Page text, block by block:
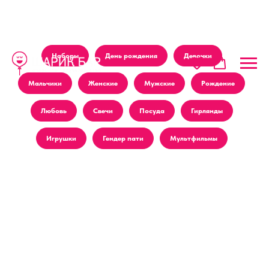
Наборы День рождения Девочки
Мальчики Женские Мужские Рождение
Любовь Свечи Посуда Гирлянды
Игрушки Гендер пати Мультфильмы